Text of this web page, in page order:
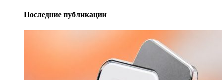
Последние публикации